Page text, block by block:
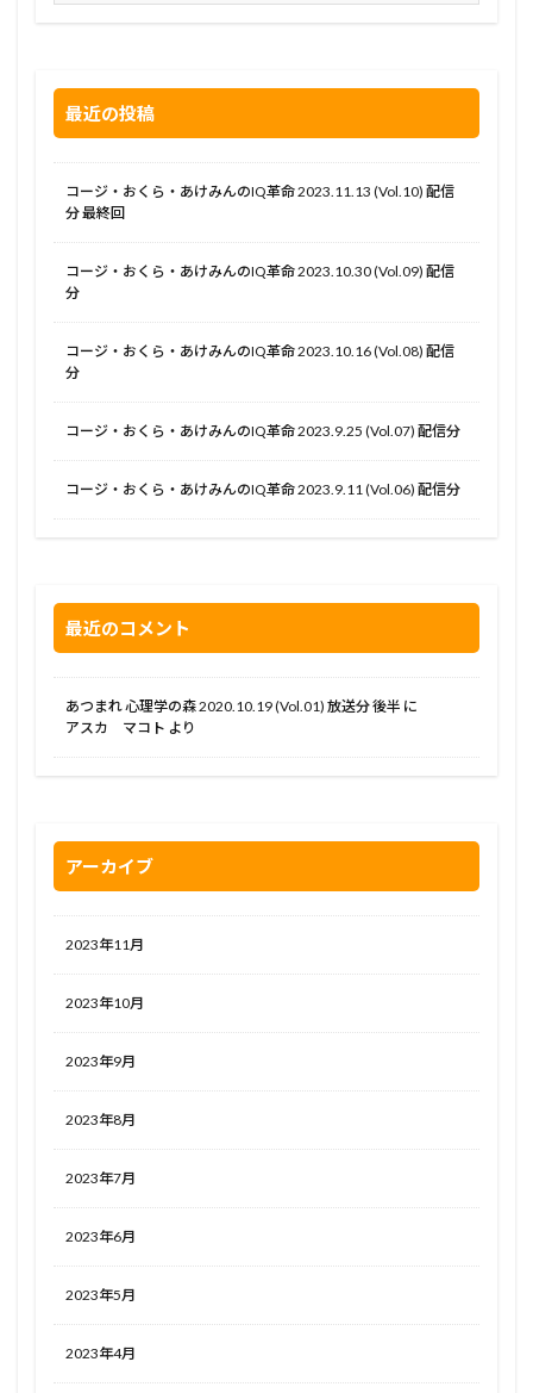
最近の投稿
コージ・おくら・あけみんのIQ革命 2023.11.13 (Vol.10) 配信
分 最終回
コージ・おくら・あけみんのIQ革命 2023.10.30 (Vol.09) 配信
分
コージ・おくら・あけみんのIQ革命 2023.10.16 (Vol.08) 配信
分
コージ・おくら・あけみんのIQ革命 2023.9.25 (Vol.07) 配信分
コージ・おくら・あけみんのIQ革命 2023.9.11 (Vol.06) 配信分
最近のコメント
あつまれ 心理学の森 2020.10.19 (Vol.01) 放送分 後半 に
アスカ マコト より
アーカイブ
2023年11月
2023年10月
2023年9月
2023年8月
2023年7月
2023年6月
2023年5月
2023年4月